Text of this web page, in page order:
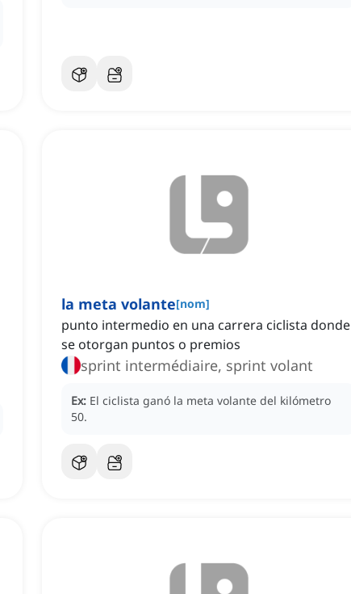
la meta volante[nom]
punto intermedio en una carrera ciclista donde
se otorgan puntos o premios
sprint intermédiaire, sprint volant
Ex: El ciclista ganó la meta volante del kilómetro
50.